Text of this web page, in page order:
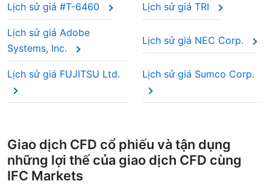
Lịch sử giá #T-6460 Lịch sử giá TRI
Lịch sử giá Adobe
Systems, Inc.
Lịch sử giá NEC Corp.
Lịch sử giá FUJITSU Ltd. Lịch sử giá Sumco Corp.
Giao dịch CFD cổ phiếu và tận dụng
những lợi thế của giao dịch CFD cùng
IFC Markets